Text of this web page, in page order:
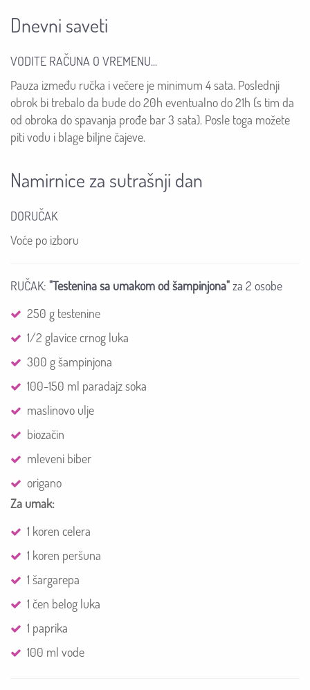
Dnevni saveti
VODITE RAČUNA O VREMENU...
Pauza između ručka i večere je minimum 4 sata. Poslednji
obrok bi trebalo da bude do 20h eventualno do 21h (s tim da
od obroka do spavanja prođe bar 3 sata). Posle toga možete
piti vodu i blage biljne čajeve.
Namirnice za sutrašnji dan
DORUČAK
Voće po izboru
RUČAK: "Testenina sa umakom od šampinjona"za 2 osobe
250 g testenine
1/2 glavice crnog luka
300 g šampinjona
100-150 ml paradajz soka
maslinovo ulje
biozačin
mleveni biber
origano
Za umak:
1 koren celera
1 koren peršuna
1 šargarepa
1 čen belog luka
1 paprika
100 ml vode